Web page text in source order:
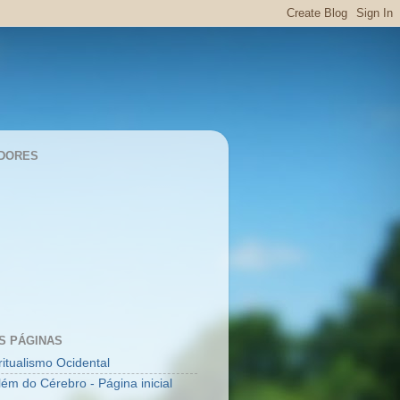
PÁGINAS
Ocidental
do Cérebro - Página inicial